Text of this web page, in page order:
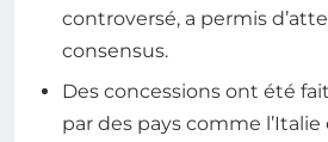
controversé, a permis
consensus.
Des concessions ont été
par des pays comme